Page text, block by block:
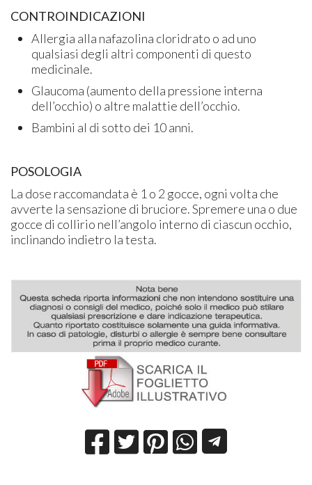
CONTROINDICAZIONI
Allergia alla nafazolina cloridrato o ad uno
qualsiasi degli altri componenti di questo
medicinale.
Glaucoma (aumento della pressione interna
dell’occhio) o altre malattie dell’occhio.
Bambini al di sotto dei 10 anni.
POSOLOGIA
La dose raccomandata è 1 o 2 gocce, ogni volta che
avverte la sensazione di bruciore. Spremere una o due
gocce di collirio nell’angolo interno di ciascun occhio,
inclinando indietro la testa.